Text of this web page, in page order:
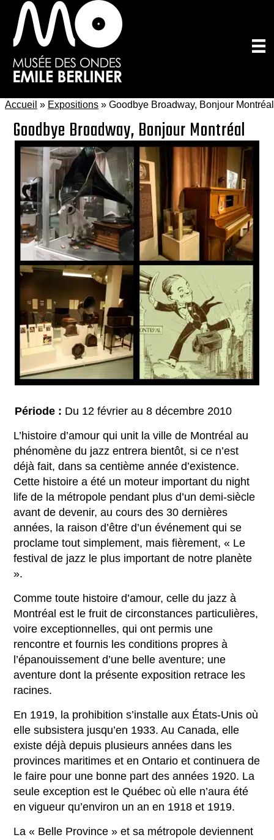
Passer
au
contenu
principal
Accueil » Expositions » Goodbye Broadway, Bonjour Montréal
Goodbye Broadway, Bonjour Montréal
Période : Du 12 février au 8 décembre 2010
L’histoire d’amour qui unit la ville de Montréal au
phénomène du jazz entrera bientôt, si ce n’est
déjà fait, dans sa centième année d’existence.
Cette histoire a été un moteur important du night
life de la métropole pendant plus d’un demi-siècle
avant de devenir, au cours des 30 dernières
années, la raison d’être d’un événement qui se
proclame tout simplement, mais fièrement, « Le
festival de jazz le plus important de notre planète
».
Comme toute histoire d’amour, celle du jazz à
Montréal est le fruit de circonstances particulières,
voire exceptionnelles, qui ont permis une
rencontre et fournis les conditions propres à
l’épanouissement d’une belle aventure; une
aventure dont la présente exposition retrace les
racines.
En 1919, la prohibition s’installe aux États-Unis où
elle subsistera jusqu’en 1933. Au Canada, elle
existe déjà depuis plusieurs années dans les
provinces maritimes et en Ontario et continuera de
le faire pour une bonne part des années 1920. La
seule exception est le Québec où elle n’aura été
en vigueur qu’environ un an en 1918 et 1919.
La « Belle Province » et sa métropole deviennent